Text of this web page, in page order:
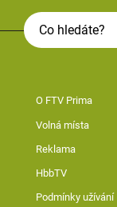
O FTV Prima
Volná místa
Reklama
HbbTV
Podmínky užívání